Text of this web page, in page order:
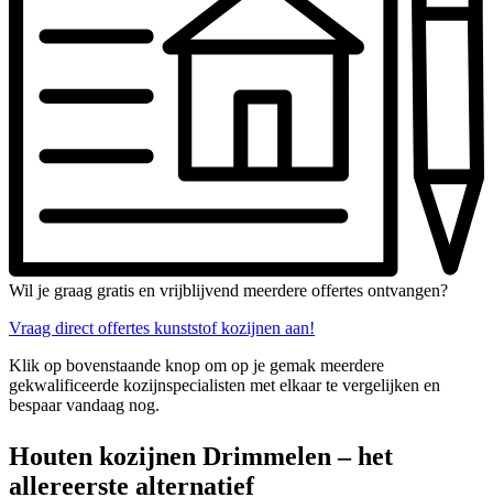
Wil je graag gratis en vrijblijvend meerdere offertes ontvangen?
Vraag direct offertes kunststof kozijnen aan!
Klik op bovenstaande knop om op je gemak meerdere
gekwalificeerde kozijnspecialisten met elkaar te vergelijken en
bespaar vandaag nog.
Houten kozijnen Drimmelen – het
allereerste alternatief